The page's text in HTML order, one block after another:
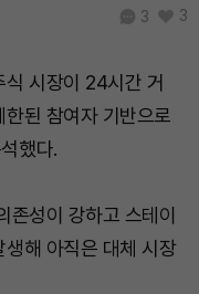
₩76,924 (-0.02%)
3 3
식 시장이 24시간 거
된 참여자 기반으로
했다.
존성이 강하고 스테이
해 아직은 대체 시장